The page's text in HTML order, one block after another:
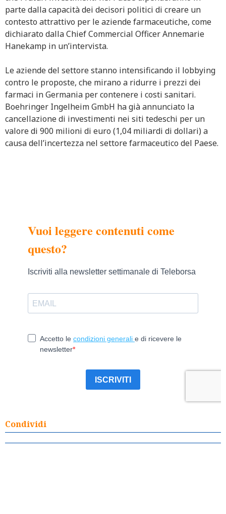
parte dalla capacità dei decisori politici di creare un
contesto attrattivo per le aziende farmaceutiche, come
dichiarato dalla Chief Commercial Officer Annemarie
Hanekamp in un’intervista.
Le aziende del settore stanno intensificando il lobbying
contro le proposte, che mirano a ridurre i prezzi dei
farmaci in Germania per contenere i costi sanitari.
Boehringer Ingelheim GmbH ha già annunciato la
cancellazione di investimenti nei siti tedeschi per un
valore di 900 milioni di euro (1,04 miliardi di dollari) a
causa dell’incertezza nel settore farmaceutico del Paese.
Condividi